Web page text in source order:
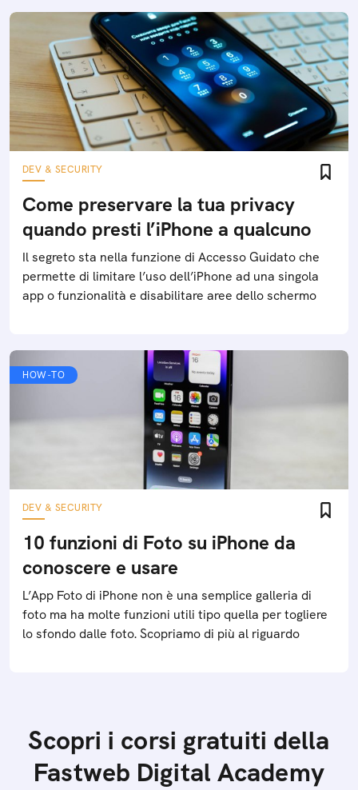
DEV & SECURITY
Come preservare la tua privacy
quando presti l’iPhone a qualcuno
Il segreto sta nella funzione di Accesso Guidato che
permette di limitare l’uso dell’iPhone ad una singola
app o funzionalità e disabilitare aree dello schermo
HOW-TO
DEV & SECURITY
10 funzioni di Foto su iPhone da
conoscere e usare
L’App Foto di iPhone non è una semplice galleria di
foto ma ha molte funzioni utili tipo quella per togliere
lo sfondo dalle foto. Scopriamo di più al riguardo
Scopri i corsi gratuiti della
Fastweb Digital Academy